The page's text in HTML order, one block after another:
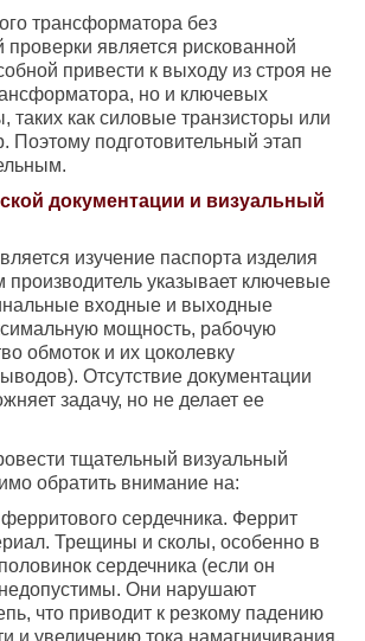
трансформатора без
проверки является рискованной
привести к выходу из строя не
но и ключевых
таких как силовые транзисторы или
подготовительный этап
документации и визуальный
изучение паспорта изделия
производитель указывает ключевые
входные и выходные
мощность, рабочую
обмоток и их цоколевку
Отсутствие документации
задачу, но не делает ее
тщательный визуальный
обратить внимание на:
ферритового сердечника. Феррит
Трещины и сколы, особенно в
сердечника (если он
Они нарушают
что приводит к резкому падению